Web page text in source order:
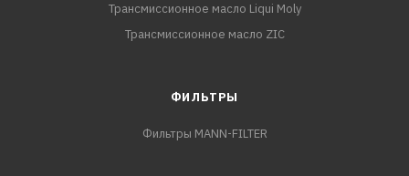
Трансмиссионное масло Liqui Moly
Трансмиссионное масло ZIC
ФИЛЬТРЫ
Фильтры MANN-FILTER